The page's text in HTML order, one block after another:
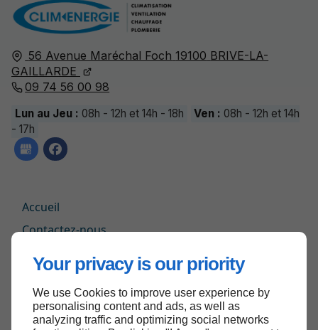
Your privacy is our priority
We use Cookies to improve user experience by
personalising content and ads, as well as
analyzing traffic and optimizing social networks
56 Avenue Maréchal Foch 19100 BRIVE-LA-
GAILLARDE
09 74 56 00 98
Lun au Jeu : 08h - 12h et 14h - 18h Ven : 08h - 12h et 14h
- 17h
Accueil
Contactez-nous
Plan du site